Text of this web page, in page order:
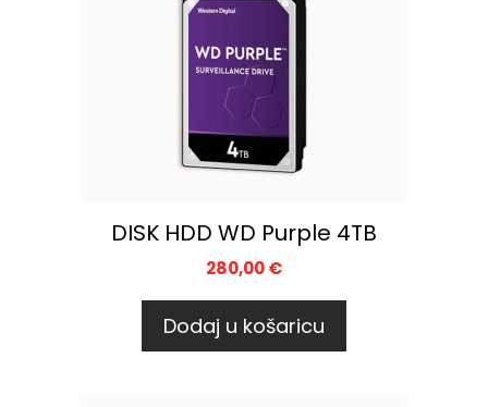
DISK HDD WD Purple 4TB
280,00€
Dodaj u košaricu